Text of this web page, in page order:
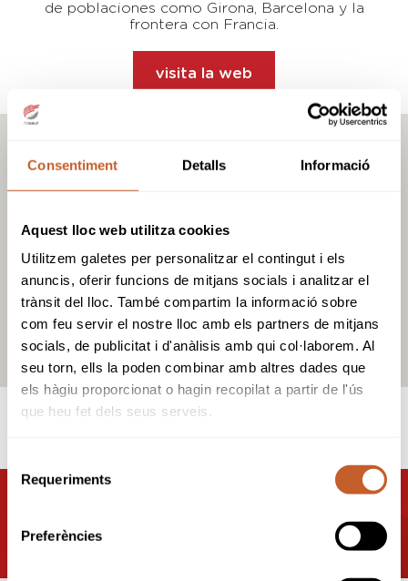
Consentiment Detalls Informació
Aquest lloc web utilitza cookies
Utilitzem galetes per personalitzar el contingut i els
anuncis, oferir funcions de mitjans socials i analitzar el
trànsit del lloc. També compartim la informació sobre
com feu servir el nostre lloc amb els partners de mitjans
socials, de publicitat i d'anàlisis amb qui col·laborem. Al
seu torn, ells la poden combinar amb altres dades que
els hàgiu proporcionat o hagin recopilat a partir de l'ús
que heu fet dels seus serveis.
Requeriments
Preferències
de poblaciones como Girona, Barcelona y la
frontera con Francia.
visita la web